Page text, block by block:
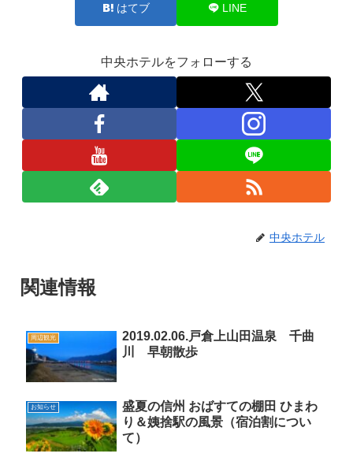
はてブ LINE
中央ホテルをフォローする
中央ホテル
関連情報
周辺観光
2019.02.06.戸倉上山田温泉 千曲
川 早朝散歩
お知らせ
盛夏の信州 おばすての棚田 ひまわ
り＆姨捨駅の風景（宿泊割につい
て）